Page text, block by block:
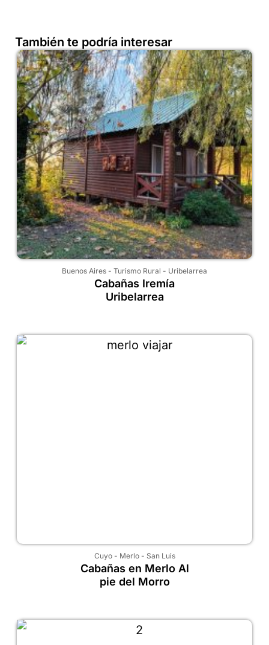
También te podría interesar
Buenos Aires - Turismo Rural - Uribelarrea
Cabañas Iremía
Uribelarrea
Cuyo- Merlo- San Luis
Cabañas en Merlo Al
pie del Morro